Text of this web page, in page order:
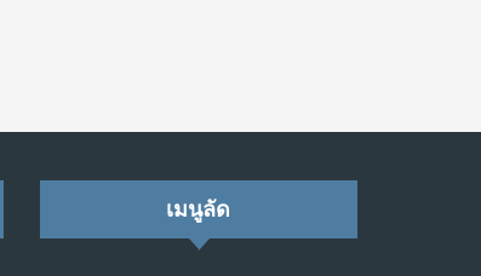
เมื่อเจ้าของร้านเล็กๆ กลายเป็น “ครีเอเตอร์”
เมนูลัด